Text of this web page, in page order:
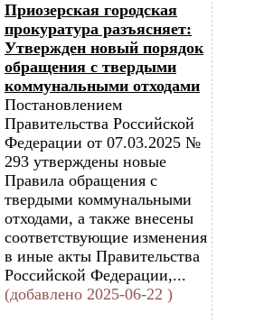
Приозерская городская
прокуратура разъясняет:
Утвержден новый порядок
обращения с твердыми
коммунальными отходами
Постановлением
Правительства Российской
Федерации от 07.03.2025 №
293 утверждены новые
Правила обращения с
твердыми коммунальными
отходами, а также внесены
соответствующие изменения
в иные акты Правительства
Российской Федерации,...
(добавлено 2025-06-22 )